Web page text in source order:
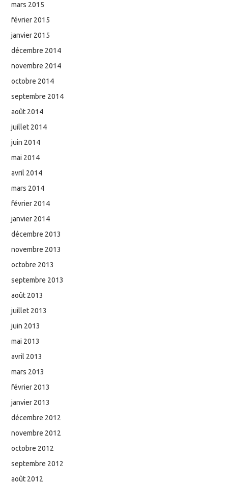
mars 2015
février 2015
janvier 2015
décembre 2014
novembre 2014
octobre 2014
septembre 2014
août 2014
juillet 2014
juin 2014
mai 2014
avril 2014
mars 2014
février 2014
janvier 2014
décembre 2013
novembre 2013
octobre 2013
septembre 2013
août 2013
juillet 2013
juin 2013
mai 2013
avril 2013
mars 2013
février 2013
janvier 2013
décembre 2012
novembre 2012
octobre 2012
septembre 2012
août 2012